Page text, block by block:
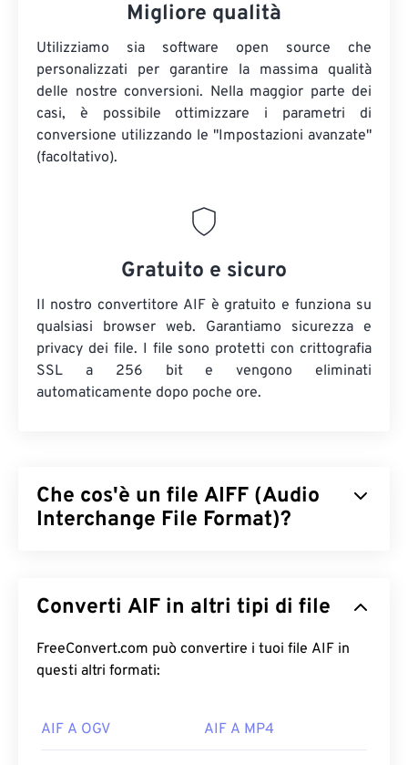
Migliore qualità
Utilizziamo sia software open source che
personalizzati per garantire la massima qualità
delle nostre conversioni. Nella maggior parte dei
casi, è possibile ottimizzare i parametri di
conversione utilizzando le "Impostazioni avanzate"
(facoltativo).
Gratuito e sicuro
Il nostro convertitore AIF è gratuito e funziona su
qualsiasi browser web. Garantiamo sicurezza e
privacy dei file. I file sono protetti con crittografia
SSL a 256 bit e vengono eliminati
automaticamente dopo poche ore.
Che cos'è un file AIFF (Audio
Interchange File Format)?
(forma d'onda) di alta qualità. Molti professionisti lo
Apple. Èlossless , il che significa che non vi è
alcuna perdita di qualità o di dati rispetto
dati dei punti di loop
e le note musicali, il che è
Converti AIF in altri tipi di file
FreeConvert.com può convertire i tuoi file AIF in
questi altri formati:
AIF A OGV AIF A MP4